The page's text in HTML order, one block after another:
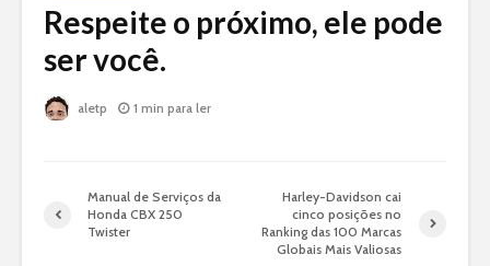
Respeite o próximo, ele pode
ser você.
aletp 1 min para ler
Manual de Serviços da
Honda CBX 250
Twister
Harley-Davidson cai
cinco posições no
Ranking das 100 Marcas
Globais Mais Valiosas